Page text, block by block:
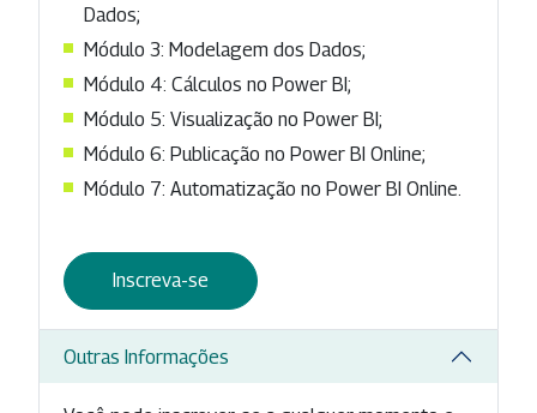
Dados;
Módulo 3: Modelagem dos Dados;
Módulo 4: Cálculos no Power BI;
Módulo 5: Visualização no Power BI;
Módulo 6: Publicação no Power BI Online;
Módulo 7: Automatização no Power BI Online.
Inscreva-se
Outras Informações